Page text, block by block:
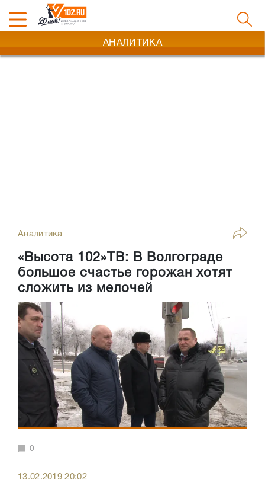
АНАЛИТИКА
Аналитика
«Высота 102»ТВ: В Волгограде
большое счастье горожан хотят
сложить из мелочей
0
13.02.2019 20:02